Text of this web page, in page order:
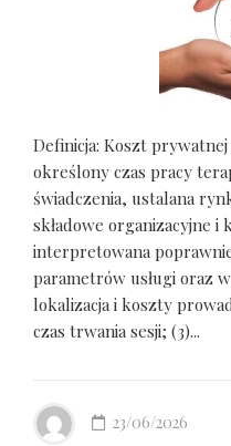
Definicja: Koszt prywatnej
określony czas pracy
świadczenia, ustalana
składowe organizacyjne i
interpretowana
parametrów usługi oraz
lokalizacja i koszty
czas trwania sesji; (3)...
23/06/2026